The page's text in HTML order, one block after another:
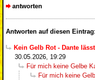
antworten
Antworten auf diesen Eintrag:
Kein Gelb Rot - Dante
30.05.2026, 19:29
Für mich keine Gelbe
Für mich keine